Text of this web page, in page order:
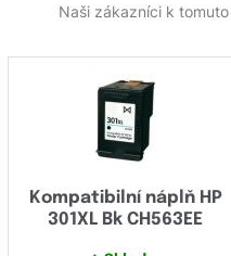
Naši zákazníci k
Kompatibilní náplň HP
301XL Bk CH563EE